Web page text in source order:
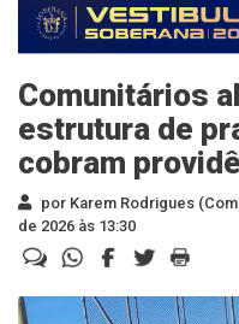
Comunitários
estrutura de
cobram
por Karem Rodrigues
de 2026 às 13:30